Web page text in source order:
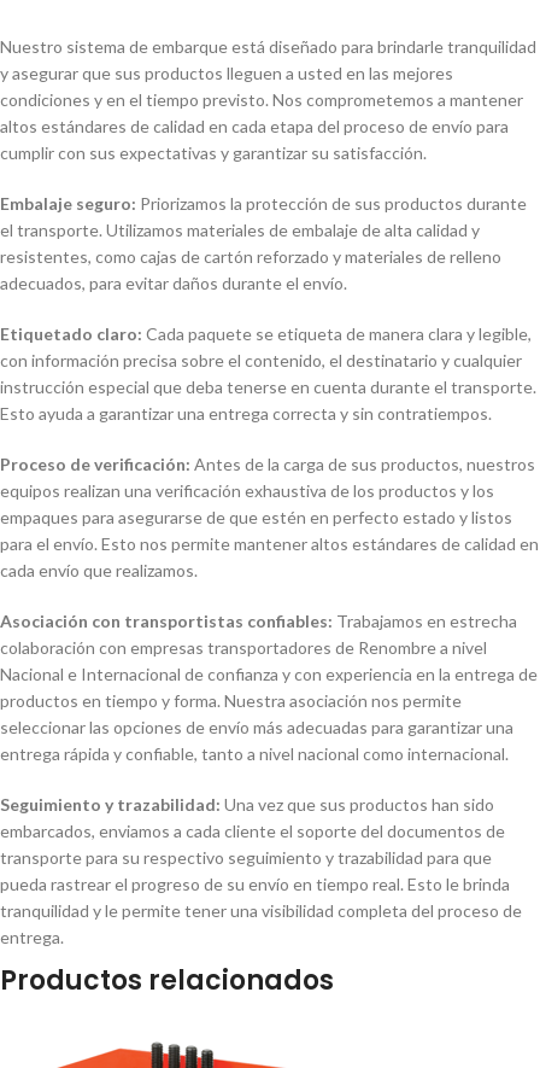
Nuestro sistema de embarque está diseñado para brindarle tranquilidad
y asegurar que sus productos lleguen a usted en las mejores
condiciones y en el tiempo previsto. Nos comprometemos a mantener
altos estándares de calidad en cada etapa del proceso de envío para
cumplir con sus expectativas y garantizar su satisfacción.
Embalaje seguro: Priorizamos la protección de sus productos durante
el transporte. Utilizamos materiales de embalaje de alta calidad y
resistentes, como cajas de cartón reforzado y materiales de relleno
adecuados, para evitar daños durante el envío.
Etiquetado claro: Cada paquete se etiqueta de manera clara y legible,
con información precisa sobre el contenido, el destinatario y cualquier
instrucción especial que deba tenerse en cuenta durante el transporte.
Esto ayuda a garantizar una entrega correcta y sin contratiempos.
Proceso de verificación: Antes de la carga de sus productos, nuestros
equipos realizan una verificación exhaustiva de los productos y los
empaques para asegurarse de que estén en perfecto estado y listos
para el envío. Esto nos permite mantener altos estándares de calidad en
cada envío que realizamos.
Asociación con transportistas confiables: Trabajamos en estrecha
colaboración con empresas transportadores de Renombre a nivel
Nacional e Internacional de confianza y con experiencia en la entrega de
productos en tiempo y forma. Nuestra asociación nos permite
seleccionar las opciones de envío más adecuadas para garantizar una
entrega rápida y confiable, tanto a nivel nacional como internacional.
Seguimiento y trazabilidad: Una vez que sus productos han sido
embarcados, enviamos a cada cliente el soporte del documentos de
transporte para su respectivo seguimiento y trazabilidad para que
pueda rastrear el progreso de su envío en tiempo real. Esto le brinda
tranquilidad y le permite tener una visibilidad completa del proceso de
entrega.
Productos relacionados